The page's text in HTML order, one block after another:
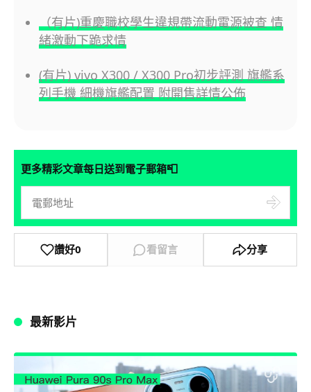
（有片)重慶職校學生違規帶流動電源被查 情
緒激動下跪求情
(有片) vivo X300 / X300 Pro初步評測 旗艦系
列手機 細機旗艦配置 附開售詳情公佈
更多精彩文章每日送到電子郵箱📮
讚好0 看留言 分享
最新影片